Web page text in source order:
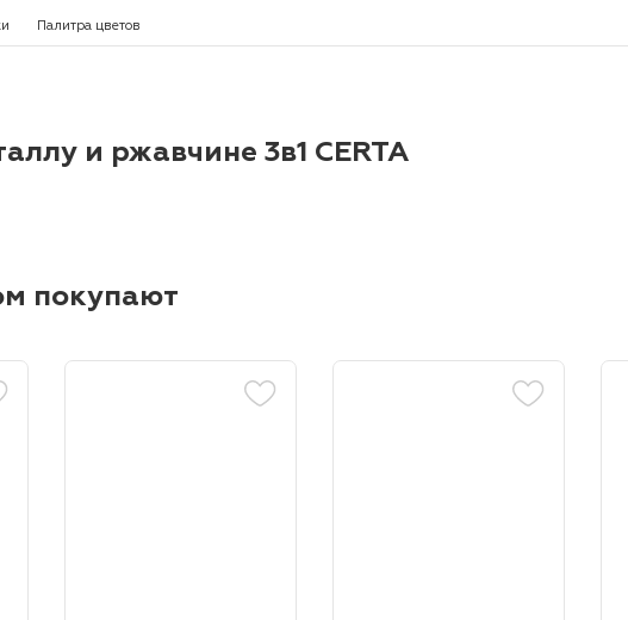
Палитра цветов
и ржавчине 3в1 CERTA
покупают